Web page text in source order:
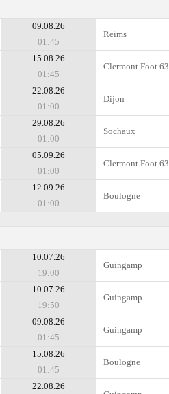
09.08.26
01:45
Reims
15.08.26
01:45
Clermont Foot 63
22.08.26
01:00
Dijon
29.08.26
01:00
Sochaux
05.09.26
01:00
Clermont Foot 63
12.09.26
01:00
Boulogne
10.07.26
19:00
Guingamp
10.07.26
19:50
Guingamp
09.08.26
01:45
Guingamp
15.08.26
01:45
Boulogne
22.08.26